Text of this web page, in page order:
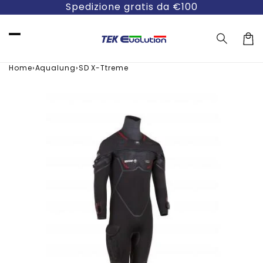
Spedizione gratis da €100
Home›Aqualung›SD X-Ttreme